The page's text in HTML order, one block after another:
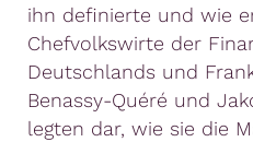
ihn definierte und wie
Chefvolkswirte der
Deutschlands und
Benassy-Quéré und
legten dar, wie sie die